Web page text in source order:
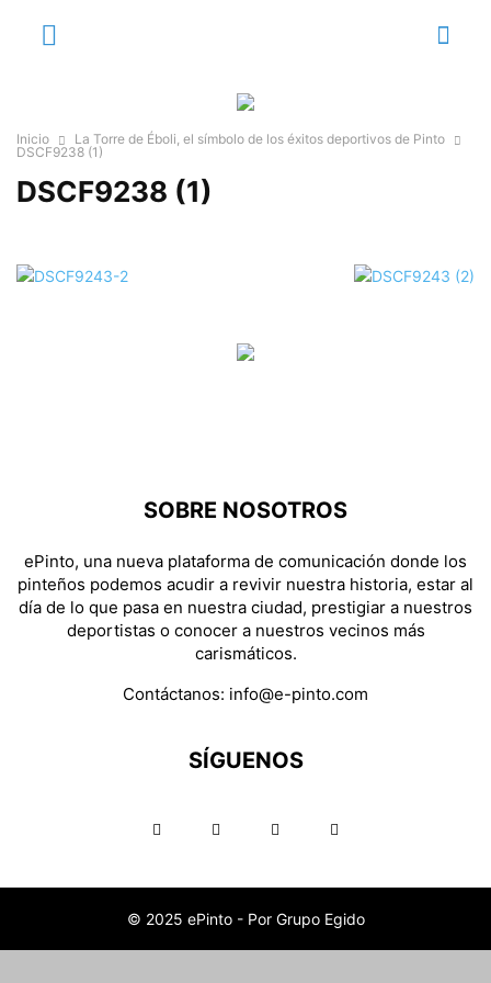
Inicio
La Torre de Éboli, el símbolo de los éxitos deportivos de Pinto
DSCF9238 (1)
DSCF9238 (1)
SOBRE NOSOTROS
ePinto, una nueva plataforma de comunicación donde los
pinteños podemos acudir a revivir nuestra historia, estar al
día de lo que pasa en nuestra ciudad, prestigiar a nuestros
deportistas o conocer a nuestros vecinos más
carismáticos.
Contáctanos: info@e-pinto.com
SÍGUENOS
© 2025 ePinto - Por Grupo Egido